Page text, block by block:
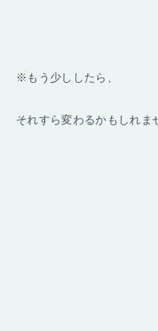
※もう少ししたら、
それすら変わるかもしれま